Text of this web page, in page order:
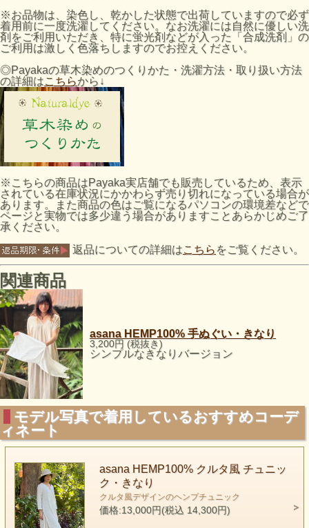
※お品物は、染色し、乾かした状態で出荷していますので必ず
着用前に一度洗濯してください。なお洗濯には自然に優しい洗
剤をご利用いただき、特に蛍光剤などが入った「合成洗剤」の
ご利用は激しく色落ちしますのでお控えください。
◎Payakaの草木染めのつくりかた・洗濯方法・取り扱い方法
の詳細はこちらから↓
※こちらの商品はPayaka実店舗でも販売しているため、表示
されている在庫状況にかかわらず売り切れになっている場合が
あります。また商品の色はご覧になるパソコンの環境差などで
ページと実物では多少違う場合がありますことあらかじめご了
承ください。
返品についての詳細はこちら をご覧ください。
関連商品
asana HEMP100% 手ぬぐい・きなり
3,200円 (税抜き)
シンプルなきなりバージョン
モデル写真で着用しているおすすめコーデ
ィネート
asana HEMP100% クルタ風 チュニッ
ク・きなり
クルタ風デザインのヘンプチュニック
価格:13,000円(税込 14,300円)